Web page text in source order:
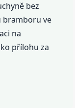
bez
bramboru ve
na
přílohu za